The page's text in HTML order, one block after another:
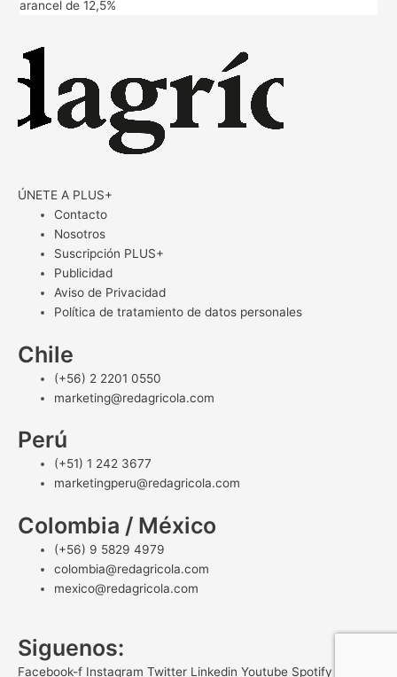
arancel de 12,5%
ÚNETE A PLUS+
Contacto
Nosotros
Suscripción PLUS+
Publicidad
Aviso de Privacidad
Política de tratamiento de datos personales
Chile
(+56) 2 2201 0550
marketing@redagricola.com
Perú
(+51) 1 242 3677
marketingperu@redagricola.com
Colombia / México
(+56) 9 5829 4979
colombia@redagricola.com
mexico@redagricola.com
Siguenos:
Facebook-f Instagram Twitter Linkedin Youtube Spotify